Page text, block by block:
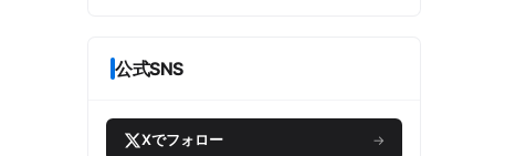
公式SNS
Xでフォロー →